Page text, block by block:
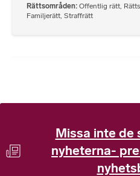
Rättsområden Offentlig rätt,
Familjerätt, Straffrätt
Missa inte de
nyheterna-